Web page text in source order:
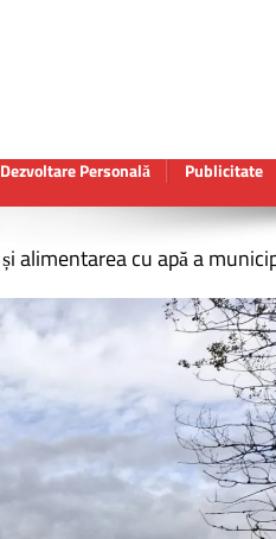
Dezvoltare Personală Publicitate
alimentarea cu apă a